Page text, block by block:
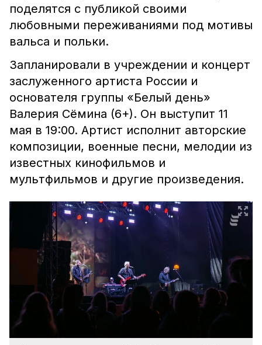
поделятся с публикой своими
любовными переживаниями под мотивы
вальса и польки.
Запланировали в учреждении и концерт
заслуженного артиста России и
основателя группы «Белый день»
Валерия Сёмина (6+). Он выступит 11
мая в 19:00. Артист исполнит авторские
композиции, военные песни, мелодии из
известных кинофильмов и
мультфильмов и другие произведения.